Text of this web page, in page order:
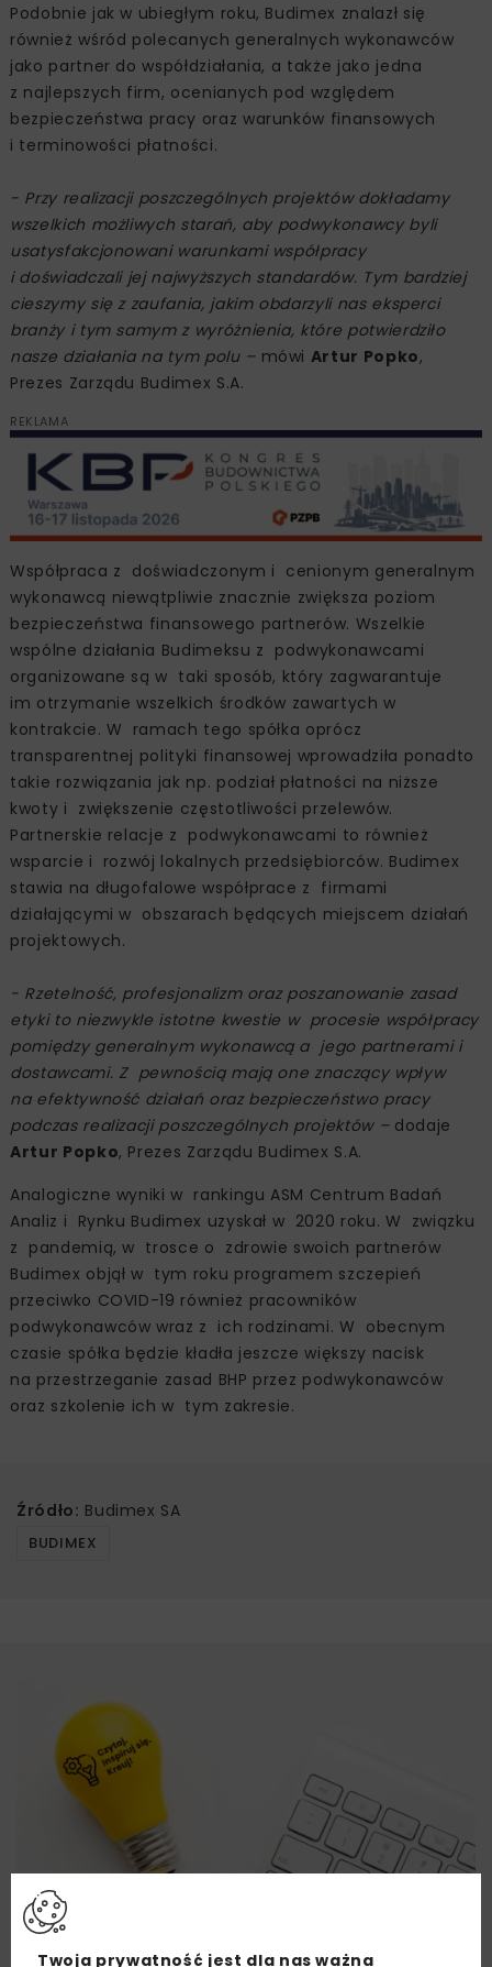
Podobnie jak w ubiegłym roku, Budimex znalazł się
również wśród polecanych generalnych wykonawców
jako partner do współdziałania, a także jako jedna
z najlepszych firm, ocenianych pod względem
bezpieczeństwa pracy oraz warunków finansowych
i terminowości płatności.
- Przy realizacji poszczególnych projektów dokładamy
wszelkich możliwych starań, aby podwykonawcy byli
usatysfakcjonowani warunkami współpracy
i doświadczali jej najwyższych standardów. Tym bardziej
cieszymy się z zaufania, jakim obdarzyli nas eksperci
branży i tym samym z wyróżnienia, które potwierdziło
nasze działania na tym polu –mówi Artur Popko,
Prezes Zarządu Budimex S.A.
REKLAMA
Współpraca z doświadczonym i cenionym generalnym
wykonawcą niewątpliwie znacznie zwiększa poziom
bezpieczeństwa finansowego partnerów. Wszelkie
wspólne działania Budimeksu z podwykonawcami
organizowane są w taki sposób, który zagwarantuje
im otrzymanie wszelkich środków zawartych w
kontrakcie. W ramach tego spółka oprócz
transparentnej polityki finansowej wprowadziła ponadto
takie rozwiązania jak np. podział płatności na niższe
kwoty i zwiększenie częstotliwości przelewów.
Partnerskie relacje z podwykonawcami to również
wsparcie i rozwój lokalnych przedsiębiorców. Budimex
stawia na długofalowe współprace z firmami
działającymi w obszarach będących miejscem działań
projektowych.
- Rzetelność, profesjonalizm oraz poszanowanie zasad
etyki to niezwykle istotne kwestie w procesie współpracy
pomiędzy generalnym wykonawcą a jego partnerami i
dostawcami. Z pewnością mają one znaczący wpływ
na efektywność działań oraz bezpieczeństwo pracy
podczas realizacji poszczególnych projektów –dodaje
Artur Popko, Prezes Zarządu Budimex S.A.
Analogiczne wyniki w rankingu ASM Centrum Badań
Analiz i Rynku Budimex uzyskał w 2020 roku. W związku
z pandemią, w trosce o zdrowie swoich partnerów
Budimex objął w tym roku programem szczepień
przeciwko COVID-19 również pracowników
podwykonawców wraz z ich rodzinami. W obecnym
czasie spółka będzie kładła jeszcze większy nacisk
na przestrzeganie zasad BHP przez podwykonawców
oraz szkolenie ich w tym zakresie.
Źródło: Budimex SA
BUDIMEX
Twoja prywatność jest dla nas ważna